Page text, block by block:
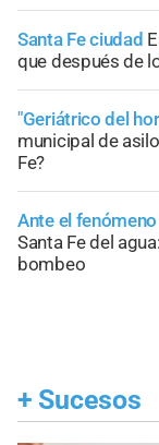
Santa Fe ciudad
que después de
"Geriátrico del
municipal de
Fe?
Ante el
Santa Fe del
bombeo
+ Sucesos